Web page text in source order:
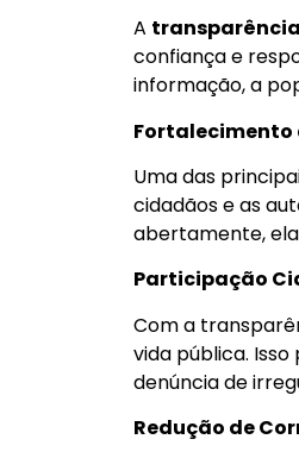
A transparência
confiança e
informação, a
Uma das
cidadãos e as
abertamente,
Participação
Com a
vida pública.
denúncia de
Redução de